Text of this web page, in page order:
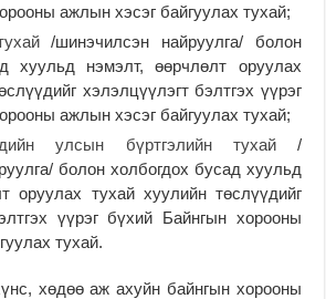
ажлын хэсэг байгуулах тухай;
/шинэчилсэн найруулга/ болон
хуульд нэмэлт, өөрчлөлт оруулах
хэлэлцүүлэгт бэлтгэх үүрэг
ажлын хэсэг байгуулах тухай;
улсын бүртгэлийн тухай/
болон холбогдох бусад хуульд
оруулах тухай хуулийн төслүүдийг
үүрэг бүхий Байнгын хорооны
тухай.
хөдөө аж ахуйн байнгын хорооны